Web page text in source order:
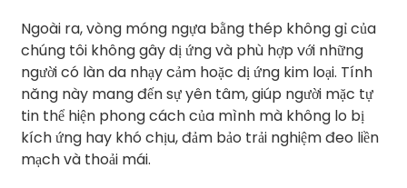
Ngoài ra, vòng móng ngựa bằng thép không gỉ của
chúng tôi không gây dị ứng và phù hợp với những
người có làn da nhạy cảm hoặc dị ứng kim loại. Tính
năng này mang đến sự yên tâm, giúp người mặc tự
tin thể hiện phong cách của mình mà không lo bị
kích ứng hay khó chịu, đảm bảo trải nghiệm đeo liền
mạch và thoải mái.